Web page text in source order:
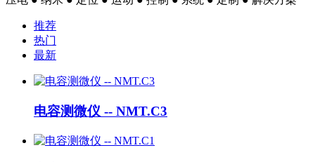
推荐
热门
最新
电容测微仪 -- NMT.C3